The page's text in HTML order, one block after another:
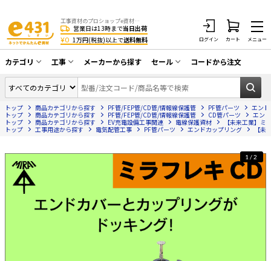
工事資材のプロショップe資材 CATV・アンテナ・防犯・光・LAN・電気・空調工事など
営業日は13時まで当日出荷
¥0 1万円(税抜)以上で送料無料 ログイン カート メニュー
カテゴリ
同軸ケーブル／テレビ用接栓／関連工具
アンテナ・取付金具・ブースター／CATV
部材類
配線補助具（モール・結束バンド・テー
防犯工事関連
HDMIケーブル・周辺機器／RCAケーブル
電話線／コネクタ／アダプタ
光ファイバー・融着接続機関連
LANケーブル・コネクタ・関連資材/機器
工事
CATV・アンテナ工事
光工事・FTTH工事
エアコン・換気扇工事
防犯カメラ工事
電話工事
電気配管工事
メーカーから探す セール
在庫一掃セール
コードから注文
トップ 商品カテゴリから探す PF管/FEP管/CD管/情報線保護管 PF管パーツ
エン
トップ
商品カテゴリから探す PF管/FEP管/CD管/情報線保護管 CD管パーツ
エン
トップ
商品カテゴリから探す EV充電設備工事関連 電線保護資材
【未来工業】
トップ
工事用途から探す 電気配管工事 PF管パーツ エンドカップリング 【
1/2